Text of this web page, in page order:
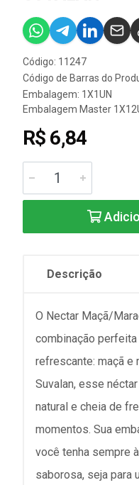
Código: 11247
Código de Barras do
Embalagem: 1X1UN
Embalagem Master
R$ 6,84
Descrição
O Nectar Maçã/
combinação
refrescante: maçã e
Suvalan, esse
natural e cheia de
momentos. Sua
você tenha sempre
saborosa, seja para